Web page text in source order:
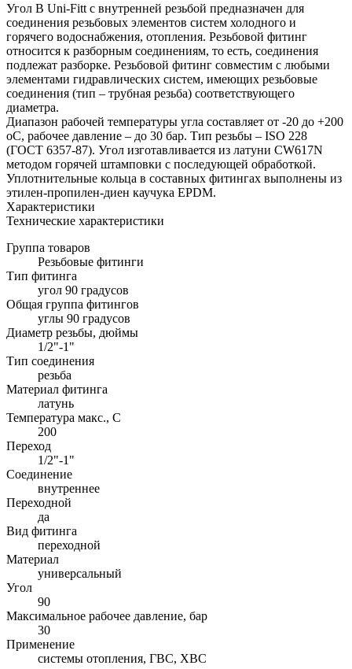
Угол B Uni-Fitt с внутренней резьбой предназначен для
соединения резьбовых элементов систем холодного и
горячего водоснабжения, отопления. Резьбовой фитинг
относится к разборным соединениям, то есть, соединения
подлежат разборке. Резьбовой фитинг совместим с любыми
элементами гидравлических систем, имеющих резьбовые
соединения (тип – трубная резьба) соответствующего
диаметра.
Диапазон рабочей температуры угла составляет от -20 до +200
оС, рабочее давление – до 30 бар. Тип резьбы – ISO 228
(ГОСТ 6357-87). Угол изготавливается из латуни CW617N
методом горячей штамповки с последующей обработкой.
Уплотнительные кольца в составных фитингах выполнены из
этилен-пропилен-диен каучука EPDM.
Характеристики
Технические характеристики
Группа товаров
Резьбовые фитинги
Тип фитинга
угол 90 градусов
Общая группа фитингов
углы 90 градусов
Диаметр резьбы, дюймы
1/2"-1"
Тип соединения
резьба
Материал фитинга
латунь
Температура макс., С
200
Переход
1/2"-1"
Соединение
внутреннее
Переходной
да
Вид фитинга
переходной
Материал
универсальный
Угол
90
Максимальное рабочее давление, бар
30
Применение
системы отопления, ГВС, ХВС